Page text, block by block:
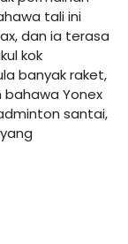
tali ini
dan ia terasa
kok
banyak raket,
Yonex
santai,